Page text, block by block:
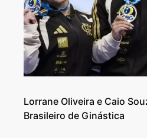
Lorrane Oliveira e Caio
Brasileiro de Ginástica